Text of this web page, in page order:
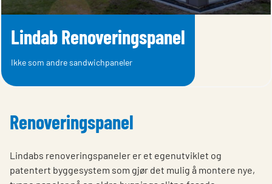
Lindab Renoveringspanel
Ikke som andre sandwichpaneler
Renoveringspanel
Lindabs renoveringspaneler er et egenutviklet og
patentert byggesystem som gjør det mulig å montere nye,